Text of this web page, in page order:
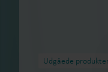
Udgåede